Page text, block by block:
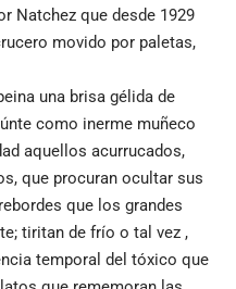
Natchez que desde 1929
movido por paletas,
una brisa gélida de
como inerme muñeco
aquellos acurrucados,
que procuran ocultar sus
que los grandes
tiritan de frío o tal vez ,
temporal del tóxico que